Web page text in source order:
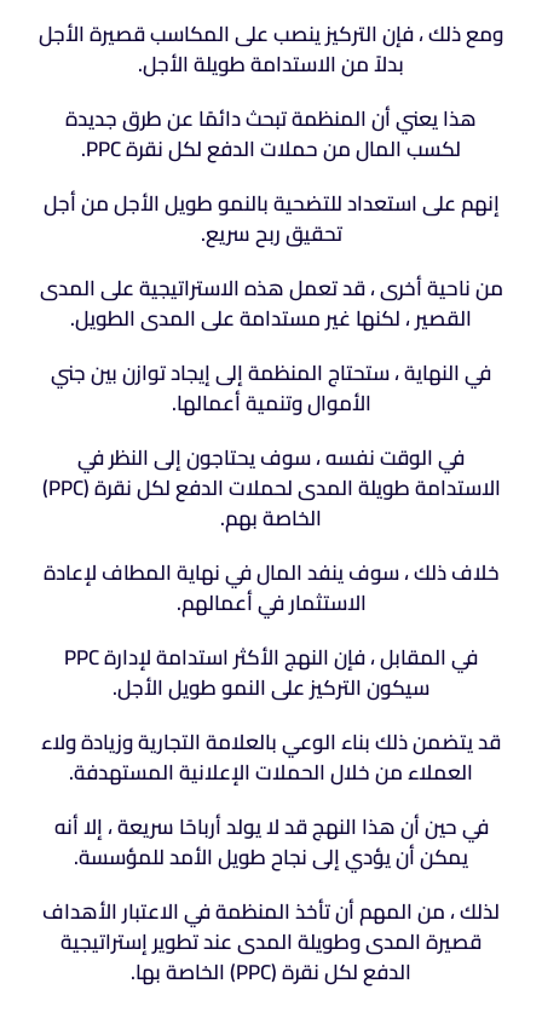
ومع ذلك ، فإن التركيز ينصب على المكاسب قصيرة الأجل
بدلاً من الاستدامة طويلة الأجل.
هذا يعني أن المنظمة تبحث دائمًا عن طرق جديدة
لكسب المال من حملات الدفع لكل نقرة PPC.
إنهم على استعداد للتضحية بالنمو طويل الأجل من أجل
تحقيق ربح سريع.
من ناحية أخرى ، قد تعمل هذه الاستراتيجية على المدى
القصير ، لكنها غير مستدامة على المدى الطويل.
في النهاية ، ستحتاج المنظمة إلى إيجاد توازن بين جني
الأموال وتنمية أعمالها.
في الوقت نفسه ، سوف يحتاجون إلى النظر في
الاستدامة طويلة المدى لحملات الدفع لكل نقرة (PPC)
الخاصة بهم.
خلاف ذلك ، سوف ينفد المال في نهاية المطاف لإعادة
الاستثمار في أعمالهم.
في المقابل ، فإن النهج الأكثر استدامة لإدارة PPC
سيكون التركيز على النمو طويل الأجل.
قد يتضمن ذلك بناء الوعي بالعلامة التجارية وزيادة ولاء
العملاء من خلال الحملات الإعلانية المستهدفة.
في حين أن هذا النهج قد لا يولد أرباحًا سريعة ، إلا أنه
يمكن أن يؤدي إلى نجاح طويل الأمد للمؤسسة.
لذلك ، من المهم أن تأخذ المنظمة في الاعتبار الأهداف
قصيرة المدى وطويلة المدى عند تطوير إستراتيجية
الدفع لكل نقرة (PPC) الخاصة بها.